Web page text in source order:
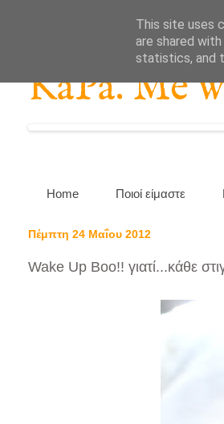
KaPa. Me
Home Ποιοί είμαστε
Πέμπτη 24 Μαΐου 2012
Wake Up Boo!! γιατί...κάθε
This site uses
are shared
statistics, and